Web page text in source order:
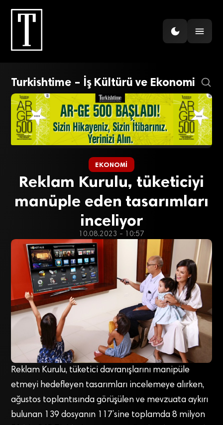
Turkishtime – İş Kültürü ve Ekonomi
EKONOMI
Reklam Kurulu, tüketiciyi
manüple eden tasarımları
inceliyor
10.08.2023 - 10:57
Reklam Kurulu, tüketici davranışlarını manipüle
etmeyi hedefleyen tasarımları incelemeye alırken,
ağustos toplantısında görüşülen ve mevzuata aykırı
bulunan 139 dosyanın 117’sine toplamda 8 milyon